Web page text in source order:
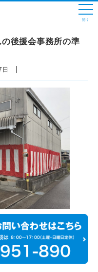
後援会事務所の準
|